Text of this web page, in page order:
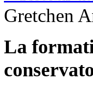
Gretchen
La